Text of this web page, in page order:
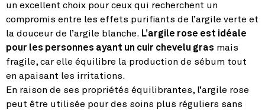
un excellent choix pour ceux qui recherchent un
compromis entre les effets purifiants de l’argile verte et
la douceur de l’argile blanche. L’argile rose est idéale
pour les personnes ayant un cuir chevelu gras mais
fragile, car elle équilibre la production de sébum tout
en apaisant les irritations.
En raison de ses propriétés équilibrantes, l’argile rose
peut être utilisée pour des soins plus réguliers sans